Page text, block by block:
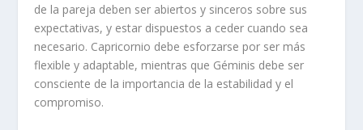
de la pareja deben ser abiertos y sinceros sobre sus
expectativas, y estar dispuestos a ceder cuando sea
necesario. Capricornio debe esforzarse por ser más
flexible y adaptable, mientras que Géminis debe ser
consciente de la importancia de la estabilidad y el
compromiso.